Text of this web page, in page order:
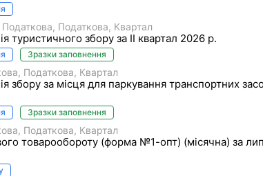
Податкова Податкова Квартал
туристичного збору за II квартал 2026 р.
Зразки заповнення
Податкова Квартал
збору за місця для паркування транспортних
Зразки заповнення
Податкова Квартал
товарообороту (форма №1-опт) (місячна) за